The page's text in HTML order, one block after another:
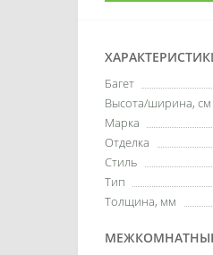
Багет
Высота/ширина, см
Марка
Отделка
Стиль
Тип
Толщина, мм